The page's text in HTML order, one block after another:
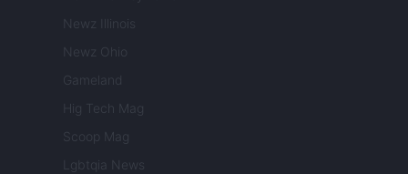
Newz Illinois
Newz Ohio
Gameland
Hig Tech Mag
Scoop Mag
Lgbtqia News